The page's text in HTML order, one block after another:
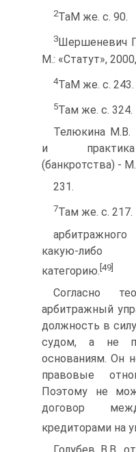
2TaM же. с. 90.
3 Шершеневич
M.: «Статут»,
4TaM же. с. 243.
5Там же. с. 324.
Телюкина M.B.
и практика
(банкротства) -
231.
7Там же. с. 217.
какую-либо
категорию. [49]
Согласно
арбитражный
должность в
судом, а не
основаниям. Он
правовые
Поэтому не
договор
кредиторами на